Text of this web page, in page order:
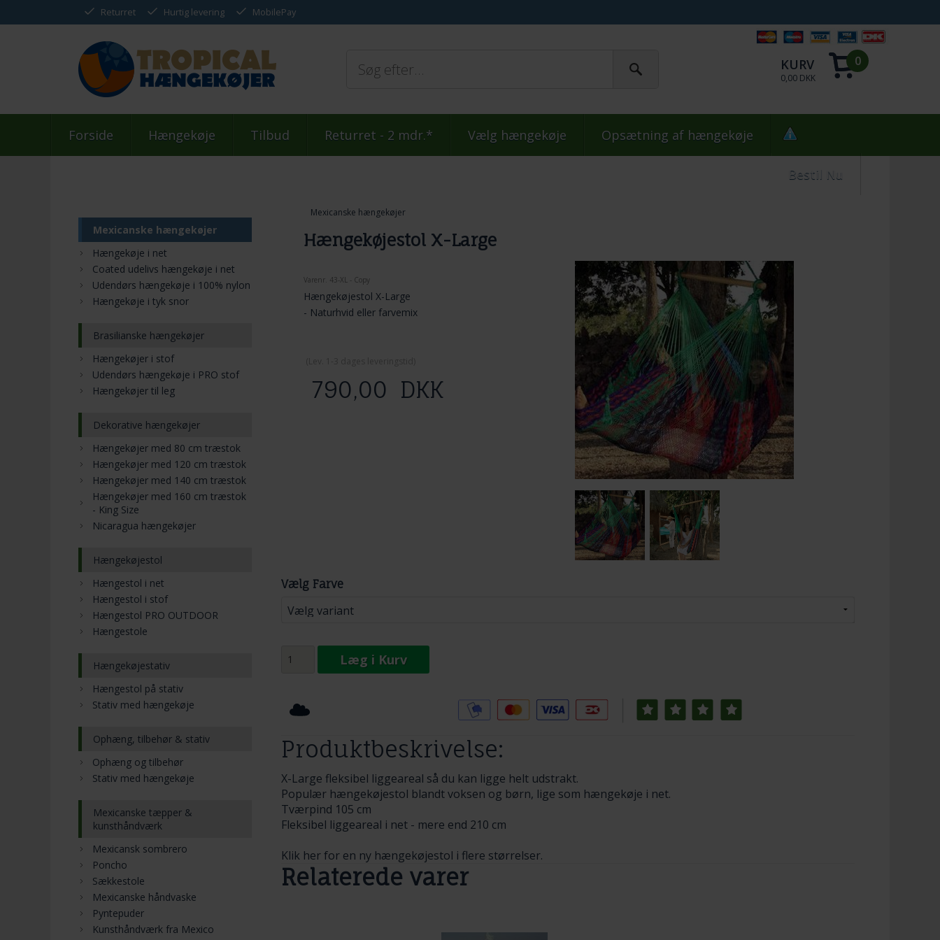
Returret Hurtig levering MobilePay
KURV
0,00 DKK
0
Forside Hængekøje Tilbud Returret - 2 mdr.* Vælg hængekøje Opsætning af hængekøje
Bestil Nu
Mexicanske hængekøjer
Hængekøjestol X-Large
Varenr. 43-XL - Copy
Hængekøjestol X-Large
- Naturhvid eller farvemix
790,00 DKK
Vælg Farve
Læg i Kurv
Produktbeskrivelse:
X-Large fleksibel liggeareal så du kan ligge helt udstrakt.
Populær hængekøjestol blandt voksen og børn, lige som hængekøje i net.
Tværpind 105 cm
Fleksibel liggeareal i net - mere end 210 cm
Klik her for en ny hængekøjestol i flere størrelser.
Relaterede varer
Mexicanske hængekøjer
Hængekøje i net
Coated udelivs hængekøje i net
Udendørs hængekøje i 100% nylon
Hængekøje i tyk snor
Brasilianske hængekøjer
Hængekøjer i stof
Udendørs hængekøje i PRO stof
Hængekøjer til leg
Dekorative hængekøjer
Hængekøjer med 80 cm træstok
Hængekøjer med 120 cm træstok
Hængekøjer med 140 cm træstok
Hængekøjer med 160 cm træstok
- King Size
Nicaragua hængekøjer
Hængekøjestol
Hængestol i net
Hængestol i stof
Hængestol PRO OUTDOOR
Hængestole
Hængekøjestativ
Hængestol på stativ
Stativ med hængekøje
Ophæng, tilbehør & stativ
Ophæng og tilbehør
Stativ med hængekøje
Mexicanske tæpper &
kunsthåndværk
Mexicansk sombrero
Poncho
Sækkestole
Mexicanske håndvaske
Pyntepuder
Kunsthåndværk fra Mexico